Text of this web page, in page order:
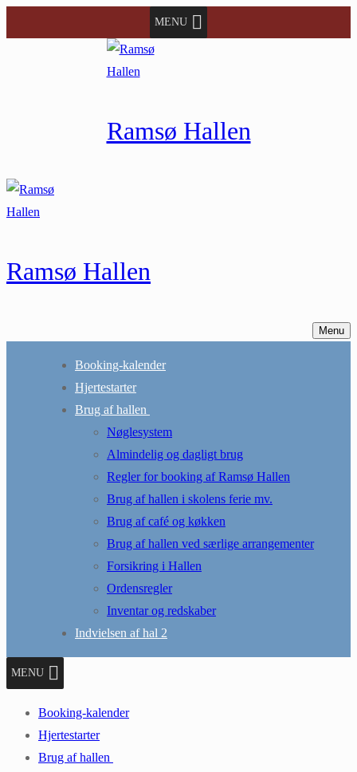
til
MENU
Ramsø Hallen
Ramsø Hallen
Menu
Booking-kalender
Hjertestarter
Brug af hallen
Nøglesystem
Almindelig og dagligt brug
Regler for booking af Ramsø Hallen
Brug af hallen i skolens ferie mv.
Brug af café og køkken
Brug af hallen ved særlige arrangementer
Forsikring i Hallen
Ordensregler
Inventar og redskaber
Indvielsen af hal 2
MENU
Booking-kalender
Hjertestarter
Brug af hallen